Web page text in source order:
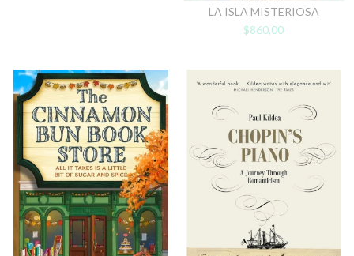
LA ISLA MISTERIOSA
$860,00